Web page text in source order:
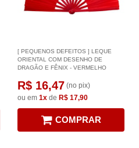
[ PEQUENOS DEFEITOS ] LEQUE
ORIENTAL COM DESENHO DE
DRAGÃO E FÊNIX - VERMELHO
R$ 16,47 (no pix)
ou em 1x de R$ 17,90
COMPRAR